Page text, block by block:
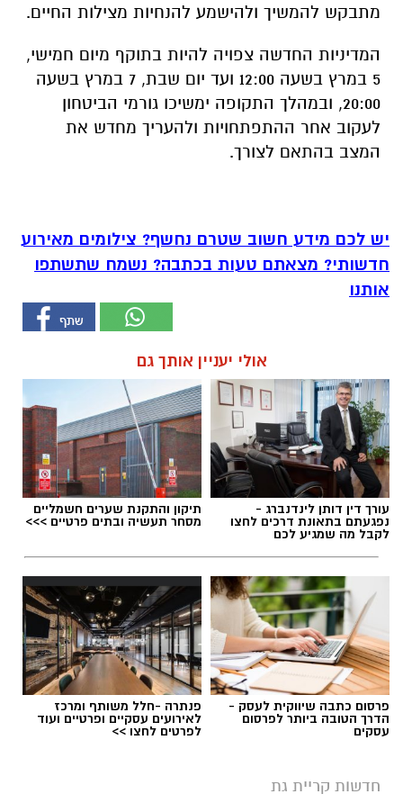
מתבקש להמשיך ולהישמע להנחיות מצילות החיים.
המדיניות החדשה צפויה להיות בתוקף מיום חמישי,
5 במרץ בשעה 12:00 ועד יום שבת, 7 במרץ בשעה
20:00, ובמהלך התקופה ימשיכו גורמי הביטחון
לעקוב אחר ההתפתחויות ולהעריך מחדש את
המצב בהתאם לצורך.
יש לכם מידע חשוב שטרם נחשף? צילומים מאירוע
חדשותי? מצאתם טעות בכתבה? נשמח שתשתפו
אותנו
אולי יעניין אותך גם
עורך דין דותן לינדנברג -
נפגעתם בתאונת דרכים לחצו
לקבל מה שמגיע לכם
תיקון והתקנת שערים חשמליים
מסחר תעשיה ובתים פרטיים >>>
פרסום כתבה שיווקית לעסק -
הדרך הטובה ביותר לפרסום
עסקים
פנתרה -חלל משותף ומרכז
לאירועים עסקיים ופרטיים ועוד
לפרטים לחצו >>
חדשות קריית גת